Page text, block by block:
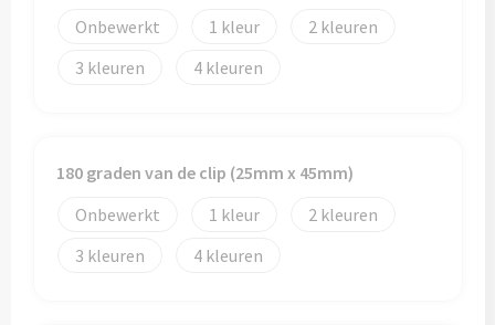
Onbewerkt
1
2
3
4
180 graden van de clip (25mm x 45mm)
Onbewerkt
1
2
3
4